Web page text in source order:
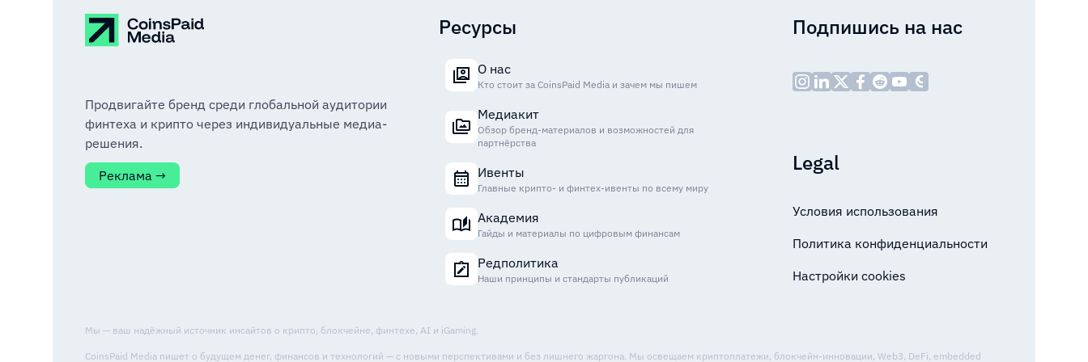
Продвигайте бренд среди глобальной аудитории
финтеха и крипто через индивидуальные медиа-
решения.
Реклама →
Ресурсы
О нас
Кто стоит за CoinsPaid Media и зачем мы пишем
Медиакит
Обзор бренд-материалов и возможностей для
партнёрства
Ивенты
Главные крипто- и финтех-ивенты по всему миру
Академия
Гайды и материалы по цифровым финансам
Редполитика
Наши принципы и стандарты публикаций
Подпишись на нас
Legal
Условия использования
Политика конфиденциальности
Настройки cookies
Мы — ваш надёжный источник инсайтов о крипто, блокчейне, финтехе, AI и iGaming.
CoinsPaid Media пишет о будущем денег, финансов и технологий — с новыми перспективами и без лишнего жаргона. Мы освещаем криптоплатежи, блокчейн-инновации, Web3, DeFi, embedded